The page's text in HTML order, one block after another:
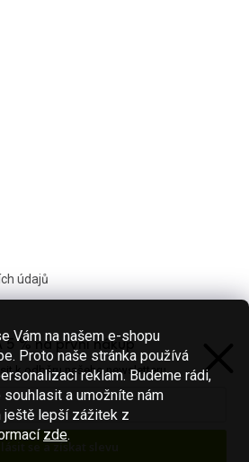
Vám na našem e-shopu
Proto naše stránka používá
reklam. Budeme rádi,
a umožníte nám
lepší zážitek z
zde.
údajů
0KS /0 KČ
5 % na první nákup
k odběru našeho newsletteru.
se a získat slevu